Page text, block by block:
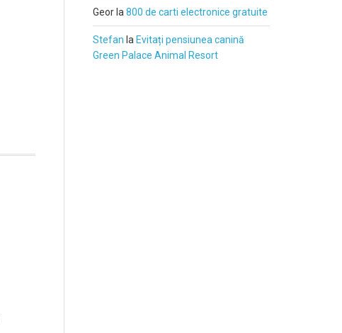
Geor la 800 de carti electronice gratuite
Stefan la Evitați pensiunea canină
Green Palace Animal Resort